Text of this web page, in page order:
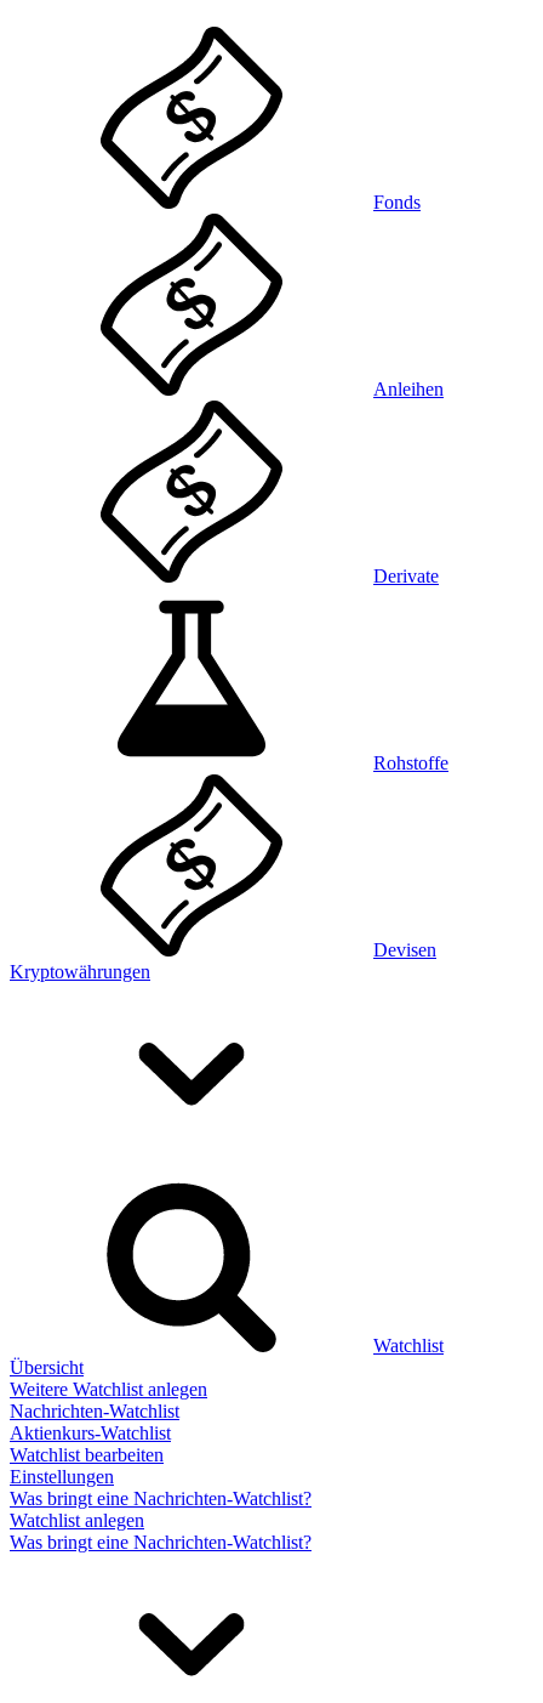
Fonds
Anleihen
Derivate
Rohstoffe
Devisen
Kryptowährungen
Watchlist
Übersicht
Weitere Watchlist anlegen
Nachrichten-Watchlist
Aktienkurs-Watchlist
Watchlist bearbeiten
Einstellungen
Was bringt eine Nachrichten-Watchlist?
Watchlist anlegen
Was bringt eine Nachrichten-Watchlist?